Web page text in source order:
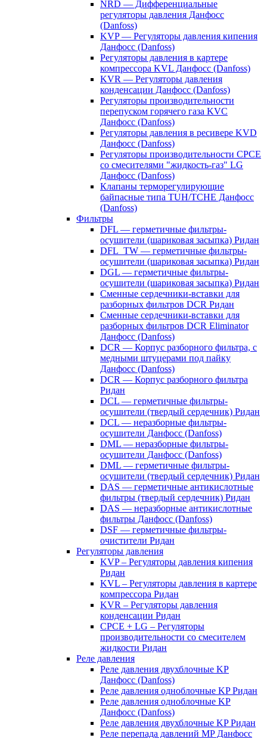
NRD — Дифференциальные
регуляторы давления Данфосс
(Danfoss)
KVP — Регуляторы давления кипения
Данфосс (Danfoss)
Регуляторы давления в картере
компрессора KVL Данфосс (Danfoss)
KVR — Регуляторы давления
конденсации Данфосс (Danfoss)
Регуляторы производительности
перепуском горячего газа KVC
Данфосс (Danfoss)
Регуляторы давления в ресивере KVD
Данфосс (Danfoss)
Регуляторы производительности CPCE
со смесителями "жидкость-газ" LG
Данфосс (Danfoss)
Клапаны терморегулирующие
байпасные типа TUH/TCHE Данфосс
(Danfoss)
Фильтры
DFL — герметичные фильтры-
осушители (шариковая засыпка) Ридан
DFL_TW — герметичные фильтры-
осушители (шариковая засыпка) Ридан
DGL — герметичные фильтры-
осушители (шариковая засыпка) Ридан
Сменные сердечники-вставки для
разборных фильтров DCR Ридан
Сменные сердечники-вставки для
разборных фильтров DCR Eliminator
Данфосс (Danfoss)
DCR — Корпус разборного фильтра, с
медными штуцерами под пайку
Данфосс (Danfoss)
DCR — Корпус разборного фильтра
Ридан
DCL — герметичные фильтры-
осушители (твердый сердечник) Ридан
DCL — неразборные фильтры-
осушители Данфосс (Danfoss)
DML — неразборные фильтры-
осушители Данфосс (Danfoss)
DML — герметичные фильтры-
осушители (твердый сердечник) Ридан
DAS — герметичные антикислотные
фильтры (твердый сердечник) Ридан
DAS — неразборные антикислотные
фильтры Данфосс (Danfoss)
DSF — герметичные фильтры-
очистители Ридан
Регуляторы давления
KVP – Регуляторы давления кипения
Ридан
KVL – Регуляторы давления в картере
компрессора Ридан
KVR – Регуляторы давления
конденсации Ридан
CPCE + LG – Регуляторы
производительности со смесителем
жидкости Ридан
Реле давления
Реле давления двухблочные KP
Данфосс (Danfoss)
Реле давления одноблочные KP Ридан
Реле давления одноблочные KP
Данфосс (Danfoss)
Реле давления двухблочные KP Ридан
Реле перепада давлений MP Данфосс